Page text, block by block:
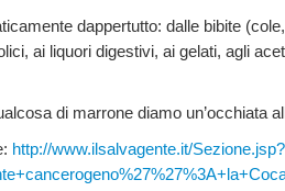
dappertutto: dalle bibite
ai liquori digestivi, ai gelati, agli
di marrone diamo un’occhiata
http://www.ilsalvagente.it/Sezione.jsp?